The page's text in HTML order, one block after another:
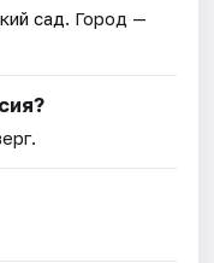
сад. Город —